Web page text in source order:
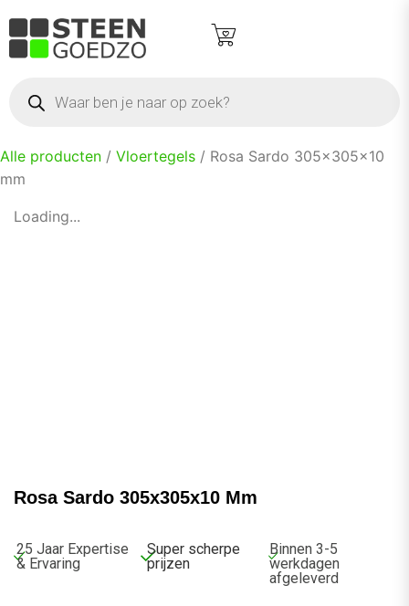
Alle producten / Vloertegels / Rosa Sardo 305x305x10
mm
Loading...
Rosa Sardo 305x305x10 Mm
25 Jaar Expertise
& Ervaring
Super scherpe
prijzen
Binnen 3-5
werkdagen
afgeleverd